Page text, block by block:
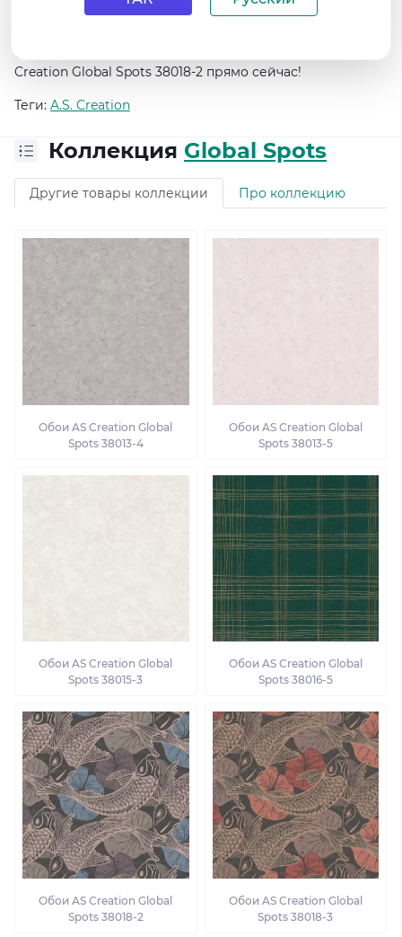
стильный интерьер своего дома. Купите обои AS
Creation Global Spots 38018-2 прямо сейчас!
Теги: A.S. Creation
Коллекция Global Spots
Другие товары коллекции Про коллекцию
Обои AS Creation Global
Spots 38013-4
Обои AS Creation Global
Spots 38013-5
Обои AS Creation Global
Spots 38015-3
Обои AS Creation Global
Spots 38016-5
Обои AS Creation Global
Spots 38018-2
Обои AS Creation Global
Spots 38018-3